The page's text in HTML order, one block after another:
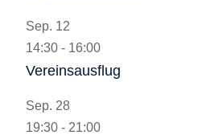
Sep. 12
14:30- 16:00
Vereinsausflug
Sep. 28
19:30- 21:00